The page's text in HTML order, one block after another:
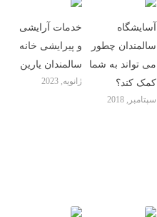
خدمات آرایشی
و پیرایشی خانه
سالمندان یارین
ژانویه, 2023
آسایشگاه
سالمندان چطور
می تواند به شما
کمک کند؟
سپتامبر, 2018